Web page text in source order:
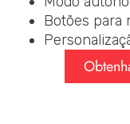
Botões para